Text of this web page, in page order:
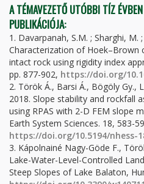
A TÉMAVEZETŐ UTÓBBI TÍZ
PUBLIKÁCIÓJA:
1. Davarpanah, S.M. ; Sharghi, M.
Characterization of
intact rock using rigidity index
pp. 877-902, https://doi.org/
2. Török Á., Barsi Á., Bögöly Gy.,
2018. Slope stability and rockfall
using RPAS with 2-D FEM slope
Earth System Sciences. 18, 583-
https://doi.org/10.5194/nhess-
3. Kápolnainé Nagy-Göde F.,
Lake-Water-Level-Controlled
Steep Slopes of Lake Balaton,